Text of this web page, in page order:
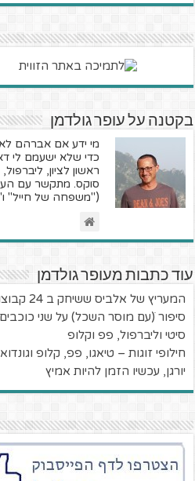
בקטנה על עופר גולדמן
כדי שלא ישעמם לי
ראשון לציון,
("משפחה של חייל"
עוד כתבות מעופר גולדמן
המעריץ של אלביס ששיחק ב 24 קבוצות
סיפור ׁ(עם מוסר השכל) על שני
סיטי וליברפול, פפ וקלופ
חילופי זוגות – טיאגו, פפ, קלופ
יורגן, עכשיו הזמן להיות אמיץ